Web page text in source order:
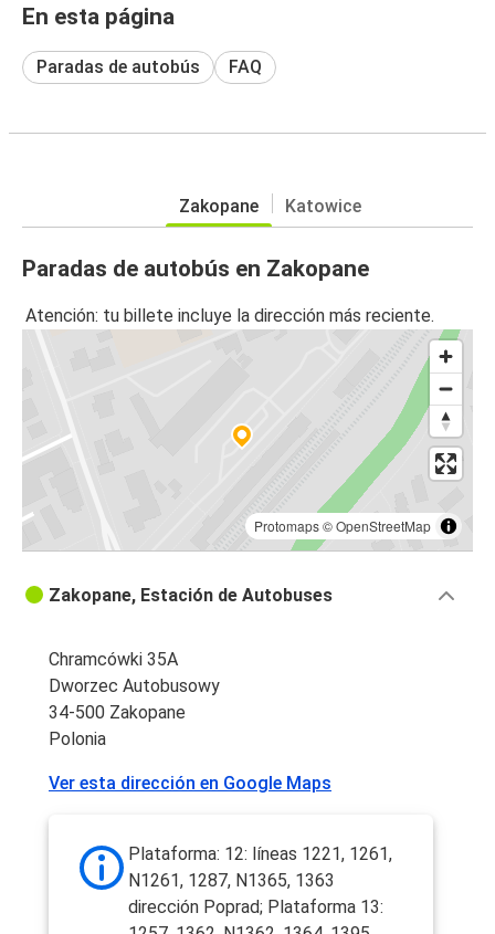
En esta página
Paradas de autobús FAQ
Zakopane Katowice
Paradas de autobús en Zakopane
Atención: tu billete incluye la dirección más reciente.
Protomaps©OpenStreetMap
Zakopane, Estación de Autobuses
Chramcówki 35A
Dworzec Autobusowy
34-500 Zakopane
Polonia
Ver esta dirección en Google Maps
Plataforma: 12: líneas 1221, 1261,
N1261, 1287, N1365, 1363
dirección Poprad; Plataforma 13: